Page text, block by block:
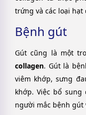
trứng và các loại
Bệnh gút
Gút cũng là một
collagen. Gút là
viêm khớp, sưng
khớp. Việc bổ
người mắc bệnh gút